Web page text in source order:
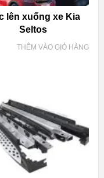
lên xuống xe Kia
Seltos
THÊM VÀO GIỎ HÀNG